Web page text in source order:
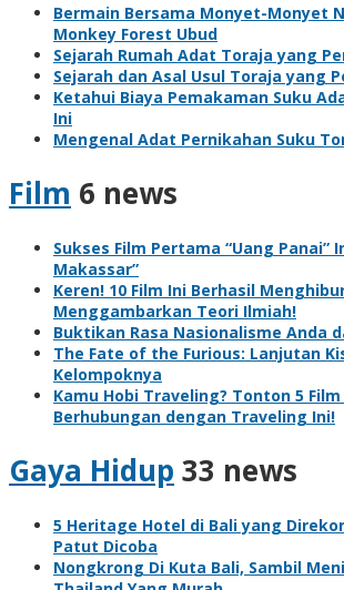
Bermain Bersama Monyet-Monyet
Monkey Forest Ubud
Sejarah Rumah Adat Toraja yang
Sejarah dan Asal Usul Toraja yang
Ketahui Biaya Pemakaman Suku
Ini
Mengenal Adat Pernikahan Suku
Film 6 news
Sukses Film Pertama “Uang Panai”
Makassar”
Keren! 10 Film Ini Berhasil
Menggambarkan Teori Ilmiah!
Buktikan Rasa Nasionalisme Anda
The Fate of the Furious: Lanjutan
Kelompoknya
Kamu Hobi Traveling? Tonton 5
Berhubungan dengan Traveling Ini!
Gaya Hidup 33 news
5 Heritage Hotel di Bali yang
Patut Dicoba
Nongkrong Di Kuta Bali, Sambil